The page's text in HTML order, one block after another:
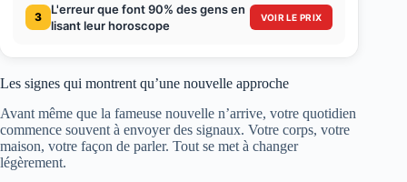
3
L'erreur que font 90% des gens en
lisant leur horoscope
VOIR LE PRIX
Les signes qui montrent qu’une nouvelle approche
Avant même que la fameuse nouvelle n’arrive, votre quotidien
commence souvent à envoyer des signaux. Votre corps, votre
maison, votre façon de parler. Tout se met à changer
légèrement.